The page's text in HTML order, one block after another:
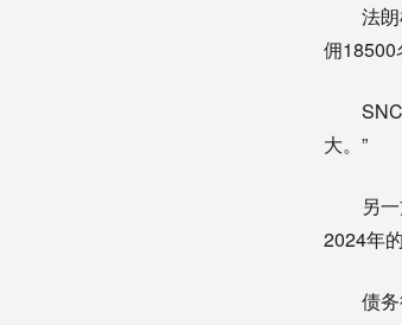
法
佣18500
大。”
另
2024年
债